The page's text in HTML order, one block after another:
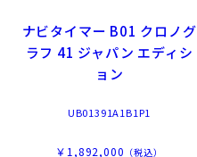
ナビタイマー B01 クロノグ
ラフ 41 ジャパン エディシ
ョン
UB01391A1B1P1
￥1,892,000 （税込）